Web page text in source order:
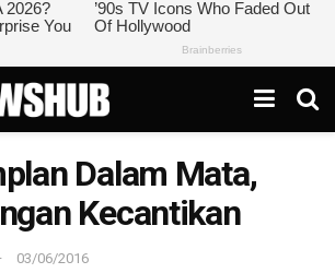
Dalam Mata,
Kecantikan
03/06/2016